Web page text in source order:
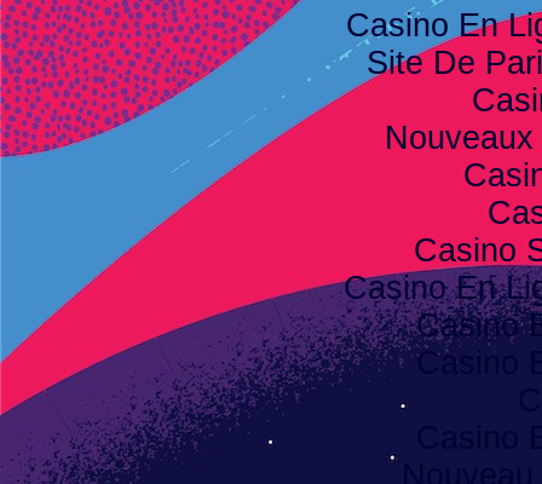
Casino En
Site De
Casino
Casino En
Casino
Casino